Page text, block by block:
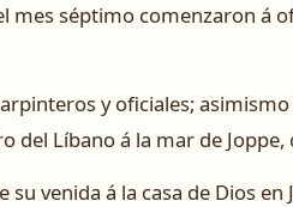
mes séptimo comenzaron á
y oficiales;
del Líbano á la mar de
su venida á la casa de Dios